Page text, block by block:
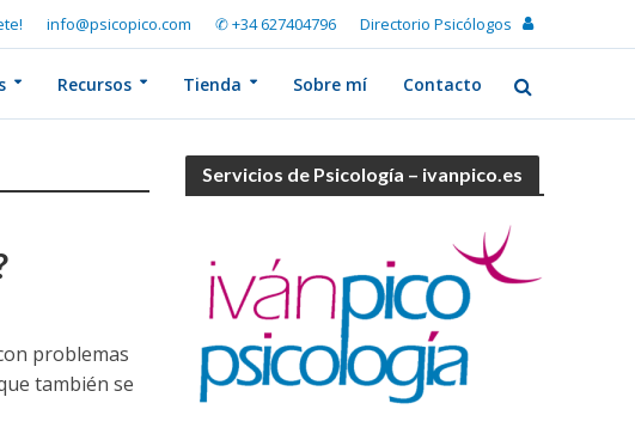
info@psicopico.com ✆ +34 627404796 Directorio Psicólogos
Recursos Tienda Sobre mí Contacto
problemas
también se
Servicios de Psicología – ivanpico.es